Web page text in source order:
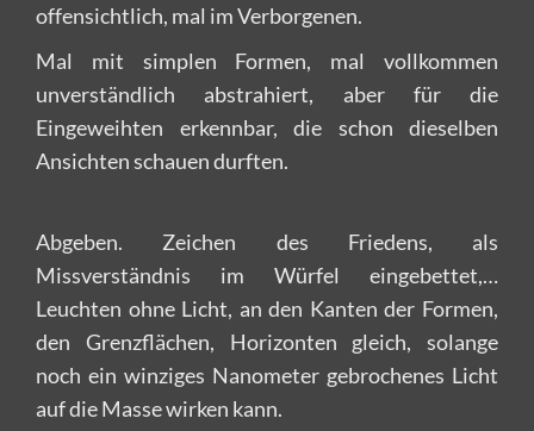
offensichtlich, mal im Verborgenen.
Mal mit simplen Formen, mal vollkommen
unverständlich abstrahiert, aber für die
Eingeweihten erkennbar, die schon dieselben
Ansichten schauen durften.
Abgeben. Zeichen des Friedens, als
Missverständnis im Würfel eingebettet,…
Leuchten ohne Licht, an den Kanten der Formen,
den Grenzflächen, Horizonten gleich, solange
noch ein winziges Nanometer gebrochenes Licht
auf die Masse wirken kann.